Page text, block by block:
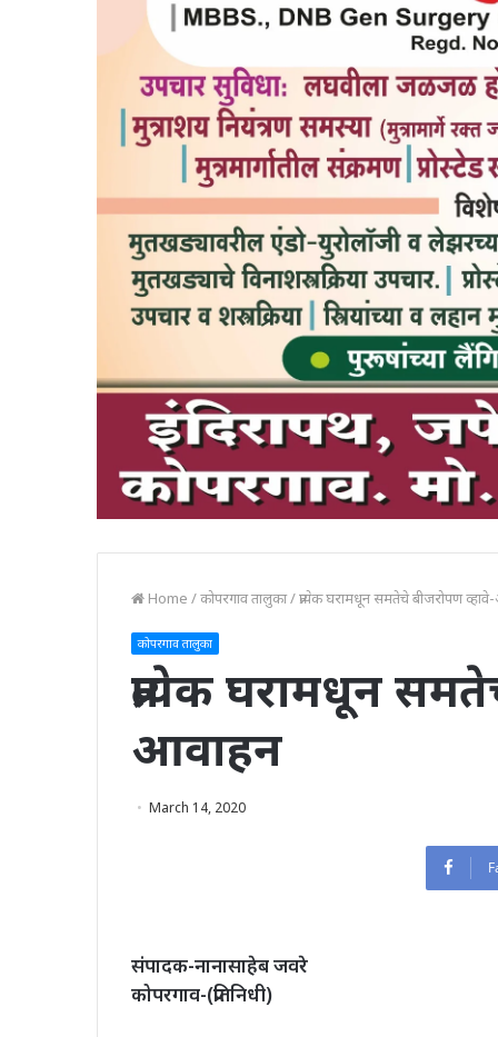
Home /कोपरगाव तालुका/प्रत्येक घरामधून समतेचे बीजरोपण
कोपरगाव तालुका
प्रत्येक घरामधून
आवाहन
March 14, 2020
संपादक-नानासाहेब जवरे
कोपरगाव-(प्रतिनिधी)